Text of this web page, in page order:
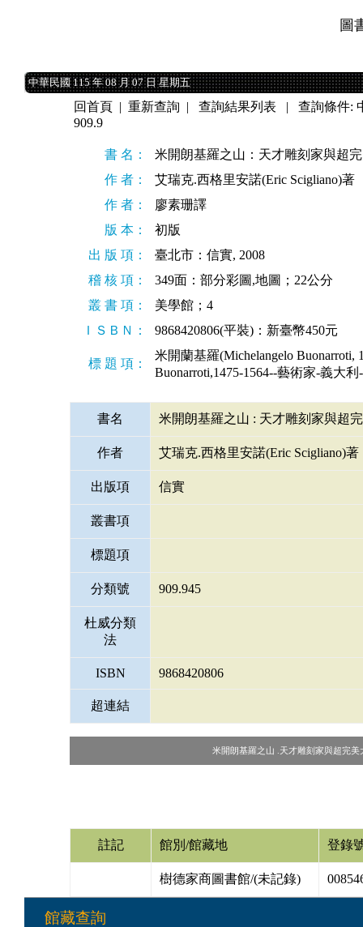
圖
中華民國 115 年 08 月 07 日 星期五
中華民國 115 年 08 月 07 日 星期五
回首頁 |重新查詢 |查詢結果列表 | 查詢條件:
909.9
書 名：
米開朗基羅之山：天才雕刻家與超
作 者：
艾瑞克.西格里安諾(Eric Scigliano)著
作 者：
廖素珊譯
版 本：
初版
出 版 項：
臺北市：信實, 2008
稽 核 項：
349面：部分彩圖,地圖；22公分
叢 書 項：
美學館；4
ＩＳＢＮ：
9868420806(平裝)：新臺幣450元
標 題 項：
米開蘭基羅(Michelangelo Buonarroti,
Buonarroti,1475-1564--藝術家-義大利
書名 米開朗基羅之山 : 天才雕刻家與超
作者 艾瑞克.西格里安諾(Eric Scigliano)著
出版項 信實
叢書項
標題項
分類號 909.945
杜威分類
法
ISBN 9868420806
超連結
米開朗基羅之山 .天才雕刻家與超完
註記 館別/館藏地 登錄
樹德家商圖書館/(未記錄)
館藏查詢